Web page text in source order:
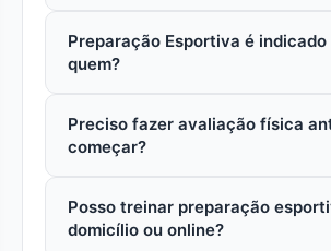
Preparação esportiva
mudanças iniciais (postura,
aparecem em 3 a 4 semanas.
treino consistente. Aderência ao
preditor de resultado.
Preparação Esportiva é indicado
quem?
trabalhar especificamente esse
Personal trainer faz avaliação inicial
Preciso fazer avaliação física
começar?
anamnese (histórico, lesões,
avaliação postural e antropometria
Posso treinar preparação
domicílio ou online?